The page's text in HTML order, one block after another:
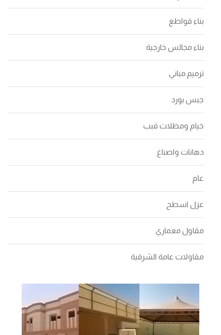
بناء قواطع
بناء مجالس خارجية
ترميم مباني
جبس بورد
خيام ومظلات قبب
دهانات واصباغ
عام
عزل اسطح
مقاول معماري
مقاولات عامة الشرقية